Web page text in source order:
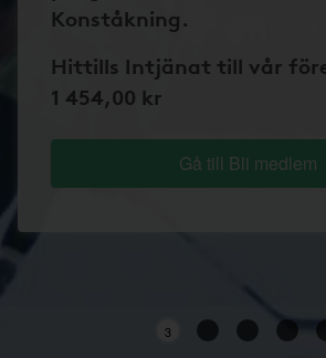
Konståkning.
Hittills Intjänat till vår
1 454,00 kr
Gå till Bli medlem
3